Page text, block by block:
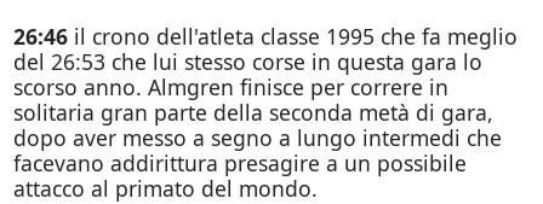
26:46il crono dell'atleta classe 1995 che fa meglio
del 26:53 che lui stesso corse in questa gara lo
scorso anno. Almgren finisce per correre in
solitaria gran parte della seconda metà di gara,
dopo aver messo a segno a lungo intermedi che
facevano addirittura presagire a un possibile
attacco al primato del mondo.